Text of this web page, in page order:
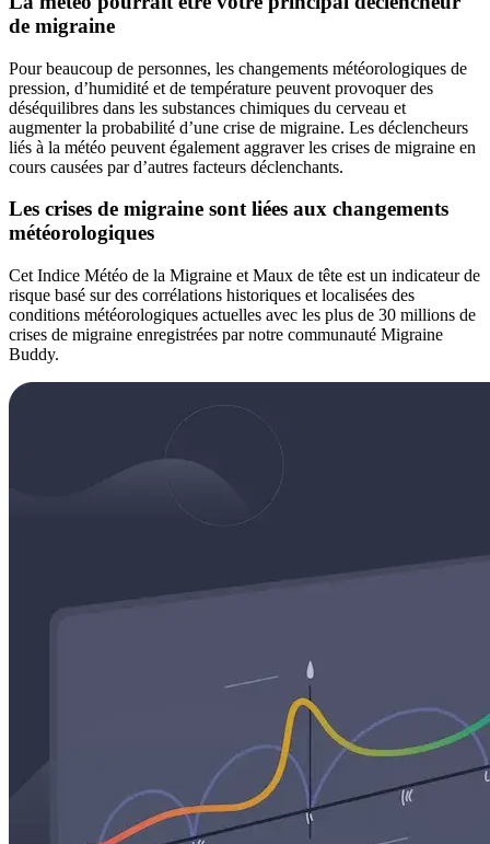
de migraine
Pour beaucoup de personnes, les changements météorologiques de
pression, d’humidité et de température peuvent provoquer des
déséquilibres dans les substances chimiques du cerveau et
augmenter la probabilité d’une crise de migraine. Les déclencheurs
liés à la météo peuvent également aggraver les crises de migraine en
cours causées par d’autres facteurs déclenchants.
Les crises de migraine sont liées aux changements
météorologiques
Cet Indice Météo de la Migraine et Maux de tête est un indicateur de
risque basé sur des corrélations historiques et localisées des
conditions météorologiques actuelles avec les plus de 30 millions de
crises de migraine enregistrées par notre communauté Migraine
Buddy.